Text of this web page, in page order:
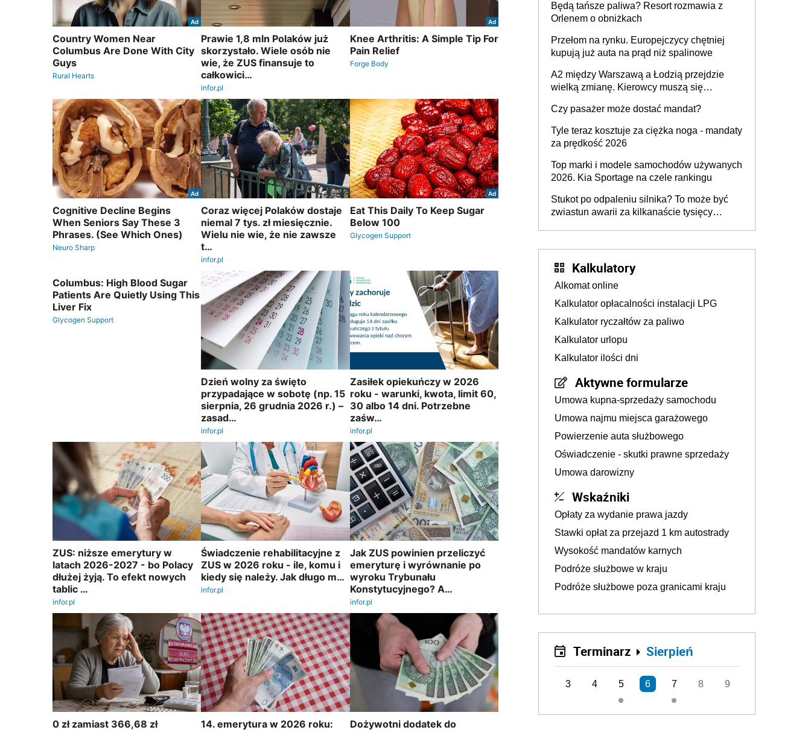
technologią producenta
Będą tańsze paliwa? Resort rozmawia z
Orlenem o obniżkach
Przełom na rynku. Europejczycy chętniej
kupują już auta na prąd niż spalinowe
A2 między Warszawą a Łodzią przejdzie
wielką zmianę. Kierowcy muszą się
Czy pasażer może dostać mandat?
Tyle teraz kosztuje za ciężka noga - mandaty
za prędkość 2026
Top marki i modele samochodów używanych
2026. Kia Sportage na czele rankingu
Stukot po odpaleniu silnika? To może być
zwiastun awarii za kilkanaście tysięcy
Kalkulatory
Alkomat online
Kalkulator opłacalności instalacji LPG
Kalkulator ryczałtów za paliwo
Kalkulator urlopu
Kalkulator ilości dni
Aktywne formularze
Umowa kupna-sprzedaży samochodu
Umowa najmu miejsca garażowego
Powierzenie auta służbowego
Oświadczenie - skutki prawne sprzedaży
Umowa darowizny
Wskaźniki
Opłaty za wydanie prawa jazdy
Stawki opłat za przejazd 1 km autostrady
Wysokość mandatów karnych
Podróże służbowe w kraju
Podróże służbowe poza granicami kraju
Terminarz Sierpień
3 4 5 6 7 8 9